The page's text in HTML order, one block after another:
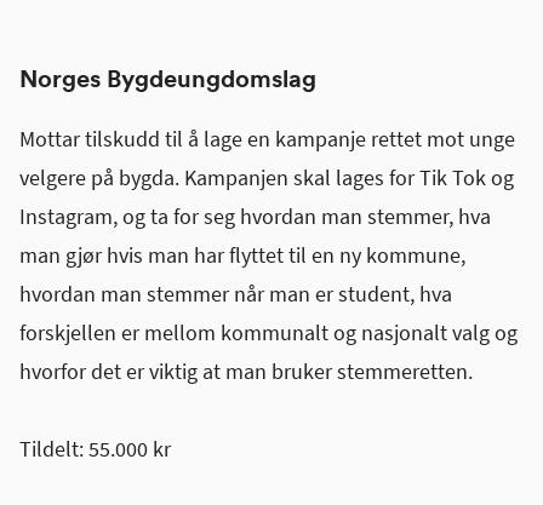
Norges Bygdeungdomslag
Mottar tilskudd til å lage en kampanje rettet mot unge
velgere på bygda. Kampanjen skal lages for Tik Tok og
Instagram, og ta for seg hvordan man stemmer, hva
man gjør hvis man har flyttet til en ny kommune,
hvordan man stemmer når man er student, hva
forskjellen er mellom kommunalt og nasjonalt valg og
hvorfor det er viktig at man bruker stemmeretten.
Tildelt: 55.000 kr